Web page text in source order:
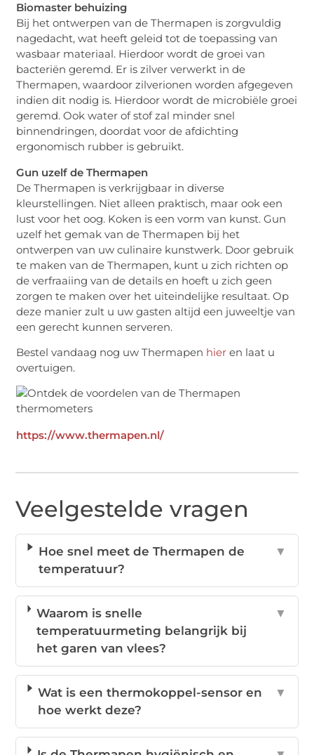
Biomaster behuizing
Bij het ontwerpen van de Thermapen is zorgvuldig
nagedacht, wat heeft geleid tot de toepassing van
wasbaar materiaal. Hierdoor wordt de groei van
bacteriën geremd. Er is zilver verwerkt in de
Thermapen, waardoor zilverionen worden afgegeven
indien dit nodig is. Hierdoor wordt de microbiële groei
geremd. Ook water of stof zal minder snel
binnendringen, doordat voor de afdichting
ergonomisch rubber is gebruikt.
Gun uzelf de Thermapen
De Thermapen is verkrijgbaar in diverse
kleurstellingen. Niet alleen praktisch, maar ook een
lust voor het oog. Koken is een vorm van kunst. Gun
uzelf het gemak van de Thermapen bij het
ontwerpen van uw culinaire kunstwerk. Door gebruik
te maken van de Thermapen, kunt u zich richten op
de verfraaiing van de details en hoeft u zich geen
zorgen te maken over het uiteindelijke resultaat. Op
deze manier zult u uw gasten altijd een juweeltje van
een gerecht kunnen serveren.
Bestel vandaag nog uw Thermapen hier en laat u
overtuigen.
https://www.thermapen.nl/
Veelgestelde vragen
Hoe snel meet de Thermapen de
temperatuur?
▼
Waarom is snelle
temperatuurmeting belangrijk bij
het garen van vlees?
▼
Wat is een thermokoppel-sensor en
hoe werkt deze?
▼